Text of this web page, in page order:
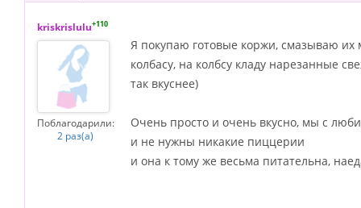
kriskrislulu+110
Поблагодарили:
2 раз(а)
Я покупаю готовые коржи, смазываю их
колбасу, на колбсу кладу нарезанные
так вкуснее)
Очень просто и очень вкусно, мы с
и не нужны никакие пиццерии
и она к тому же весьма питательна,